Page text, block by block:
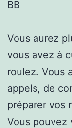
BB
Vous aurez
vous avez à
roulez. Vous
appels, de
préparer vos
Vous pouvez